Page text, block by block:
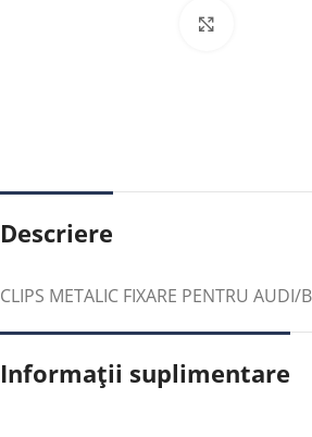
Descriere
CLIPS METALIC FIXARE PENTRU
Informații suplimentare